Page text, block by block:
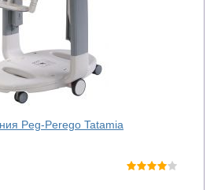
Peg-Perego Tatamia